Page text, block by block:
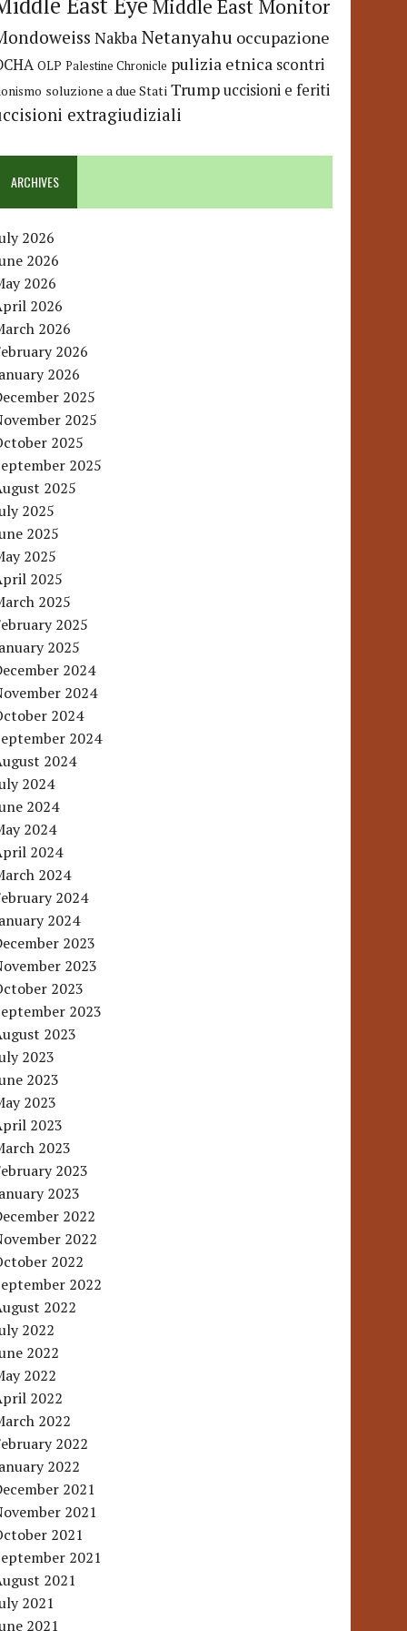
Middle East Monitor
Nakba Netanyahu occupazione
OLP Palestine Chronicle pulizia etnica scontri
soluzione a due Stati Trumpuccisioni e feriti
extragiudiziali
ARCHIVES
2026
2026
2026
2026
2026
2026
2026
2025
2025
2025
2025
2025
2025
2025
2025
2025
2025
2025
2025
2024
2024
2024
2024
2024
2024
2024
2024
2024
2024
2024
2024
2023
2023
2023
2023
2023
2023
2023
2023
2023
2023
2023
2023
2022
2022
2022
2022
2022
2022
2022
2022
2022
2022
2022
2022
2021
2021
2021
2021
2021
2021
2021